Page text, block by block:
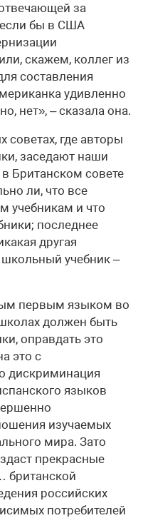
за
если бы в США
скажем, коллег из
составления
удивленно
нет», – сказала она.
советах, где авторы
заседают наши
Британском совете
ли, что все
учебникам и что
последнее
другая
учебник –
первым языком во
должен быть
оправдать это
это с
дискриминация
языков
изучаемых
мира. Зато
прекрасные
британской
российских
потребителей